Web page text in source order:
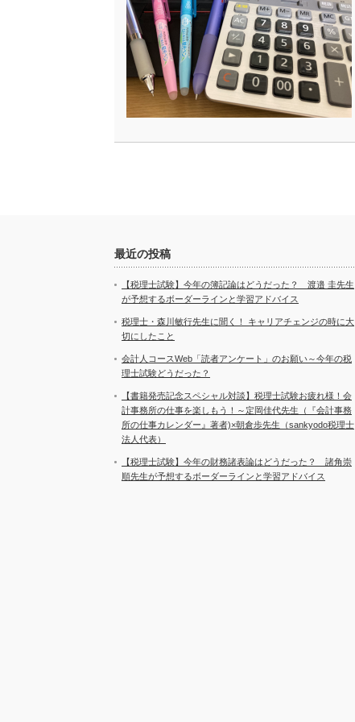
最近の投稿
【税理士試験】今年の簿記論はどうだった？ 渡邉 圭先生
が予想するボーダーラインと学習アドバイス
税理士・森川敏行先生に聞く！ キャリアチェンジの時に大
切にしたこと
会計人コースWeb「読者アンケート」のお願い～今年の税
理士試験どうだった？
【書籍発売記念スペシャル対談】税理士試験お疲れ様！会
計事務所の仕事を楽しもう！～定岡佳代先生（『会計事務
所の仕事カレンダー』著者)×朝倉歩先生（sankyodo税理士
法人代表）
【税理士試験】今年の財務諸表論はどうだった？ 諸角崇
順先生が予想するボーダーラインと学習アドバイス